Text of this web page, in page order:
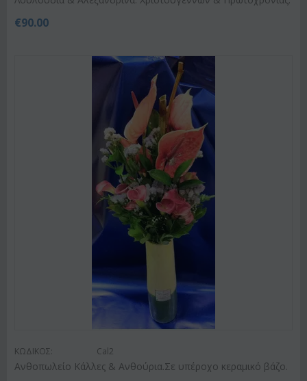
€90.00
ΚΩΔΙΚΟΣ: Cal2
Ανθοπωλείο Κάλλες & Ανθούρια.Σε υπέροχο κεραμικό βάζο.